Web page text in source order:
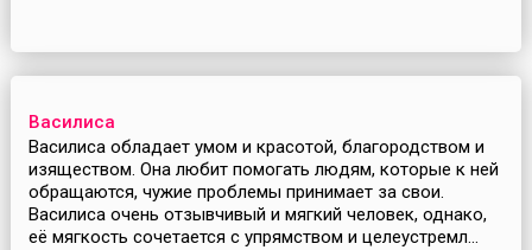
Василиса
Василиса обладает умом и красотой, благородством и
изяществом. Она любит помогать людям, которые к ней
обращаются, чужие проблемы принимает за свои.
Василиса очень отзывчивый и мягкий человек, однако,
её мягкость сочетается с упрямством и целеустремл...